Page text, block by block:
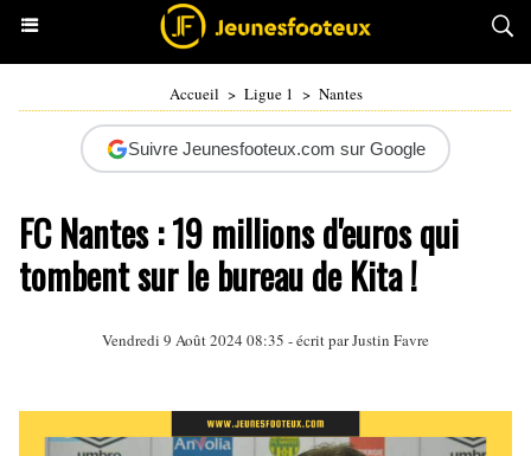
Accueil > Ligue 1 > Nantes
Suivre Jeunesfooteux.com sur Google
FC Nantes : 19 millions d'euros qui
tombent sur le bureau de Kita !
Vendredi 9 Août 2024 08:35 - écrit parJustin Favre